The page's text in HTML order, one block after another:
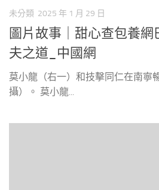
未分類 2025 年 1 月 29 日
圖片故事｜甜心查包養網
夫之道_中國網
莫小龍（右一）和技擊同仁在南寧
攝）。 莫小龍...